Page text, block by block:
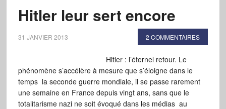
Hitler leur sert encore
31 JANVIER 2013 2 COMMENTAIRES
Hitler : l’éternel retour. Le
phénomène s’accélère à mesure que s’éloigne dans le
temps la seconde guerre mondiale, il se passe rarement
une semaine en France depuis vingt ans, sans que le
totalitarisme nazi ne soit évoqué dans les médias au